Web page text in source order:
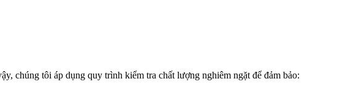
chúng tôi áp dụng quy trình kiểm tra chất lượng nghiêm ngặt để đảm bảo: